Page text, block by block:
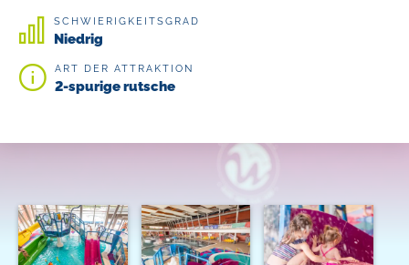
SCHWIERIGKEITSGRAD
Niedrig
ART DER ATTRAKTION
2-spurige rutsche